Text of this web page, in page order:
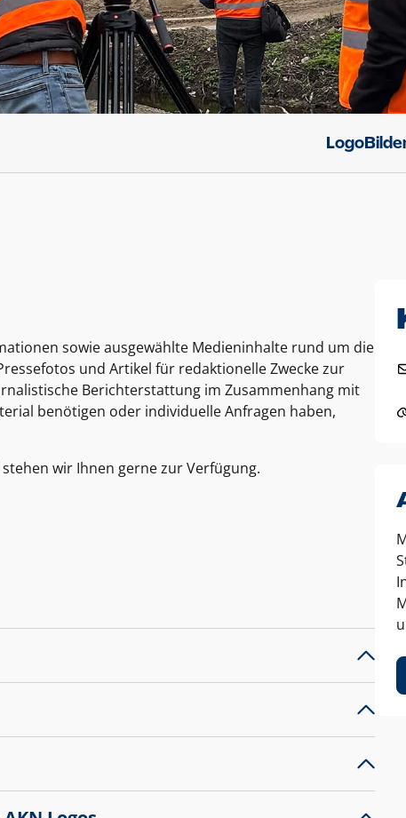
Logo
sowie ausgewählte Medieninhalte rund um die
und Artikel für redaktionelle Zwecke zur
Berichterstattung im Zusammenhang mit
benötigen oder individuelle Anfragen haben,
wir Ihnen gerne zur Verfügung.